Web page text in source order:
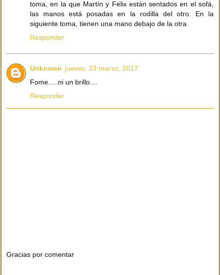
toma, en la que Martín y Félix están sentados en el sofá,
las manos está posadas en la rodilla del otro. En la
siguiente toma, tienen una mano debajo de la otra.
Responder
Unknown jueves, 23 marzo, 2017
Fome.....ni un brillo....
Responder
Gracias por comentar